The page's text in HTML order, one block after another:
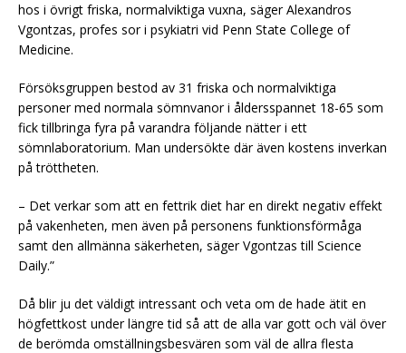
hos i övrigt friska, normalviktiga vuxna, säger Alexandros
Vgontzas, profes sor i psykiatri vid Penn State College of
Medicine.
Försöksgruppen bestod av 31 friska och normalviktiga
personer med normala sömnvanor i åldersspannet 18-65 som
fick tillbringa fyra på varandra följande nätter i ett
sömnlaboratorium. Man undersökte där även kostens inverkan
på tröttheten.
– Det verkar som att en fettrik diet har en direkt negativ effekt
på vakenheten, men även på personens funktionsförmåga
samt den allmänna säkerheten, säger Vgontzas till Science
Daily.”
Då blir ju det väldigt intressant och veta om de hade ätit en
högfettkost under längre tid så att de alla var gott och väl över
de berömda omställningsbesvären som väl de allra flesta